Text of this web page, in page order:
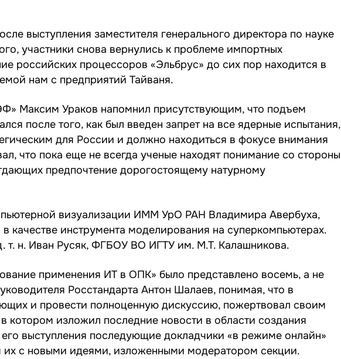
выступления заместителя генерального директора по науке
участники снова вернулись к проблеме импортных
российских процессоров «Эльбрус» до сих пор находится в
нам с предприятий Тайваня.
Максим Ураков напомнил присутствующим, что подъем
после того, как был введен запрет на все ядерные испытания,
для России и должно находиться в фокусе внимания
что пока еще не всегда ученые находят понимание со стороны
предпочтение дорогостоящему натурному
визуализации ИММ УрО РАН Владимира Авербуха,
качестве инструмента моделирования на суперкомпьютерах.
т. н. Иван Русяк, ФГБОУ ВО ИГТУ им. М.Т. Калашникова.
применения ИТ в ОПК» было представлено восемь, а не
Росстандарта Антон Шалаев, понимая, что в
и провести полноценную дискуссию, пожертвовал своим
котором изложил последние новости в области создания
выступления последующие докладчики «в режиме онлайн»
их с новыми идеями, изложенными модератором секции.